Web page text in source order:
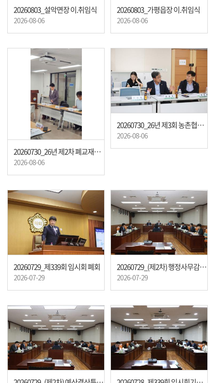
20260803_설악면장 이.취임식
2026-08-06
20260803_가평읍장 이.취임식
2026-08-06
20260730_26년 제2차 폐교재산 활성화 추진단 협의회
2026-08-06
20260730_26년 제3회 농촌협약사업 추진 위원회
2026-08-06
20260729_제339회 임시회 폐회
2026-07-29
20260729_(제2차) 행정사무감사특별위원회
2026-07-29